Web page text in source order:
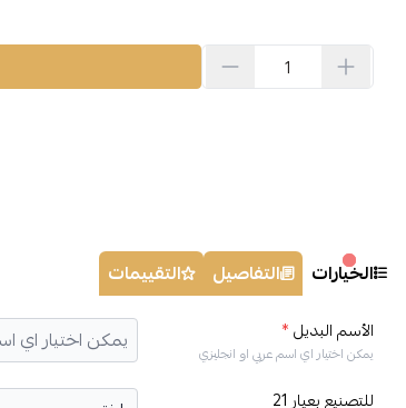
الخيارات التفاصيل التقييمات
الأسم البديل*
يمكن اختيار اي اسم عربي او انجليزي
للتصنيع بعيار 21